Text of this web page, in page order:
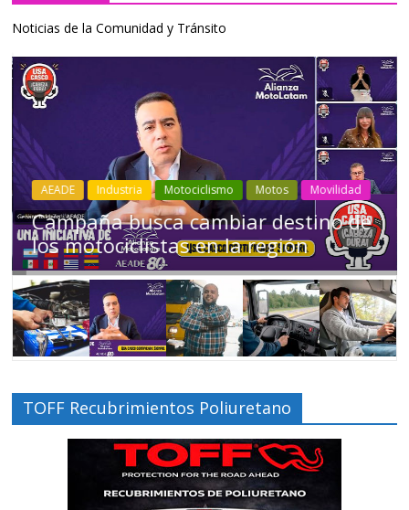
Noticias de la Comunidad y Tránsito
Industria Movilidad Transporte Varios
Choferes profesionales mantienen a
Ecuador en movimiento
TOFF Recubrimientos Poliuretano